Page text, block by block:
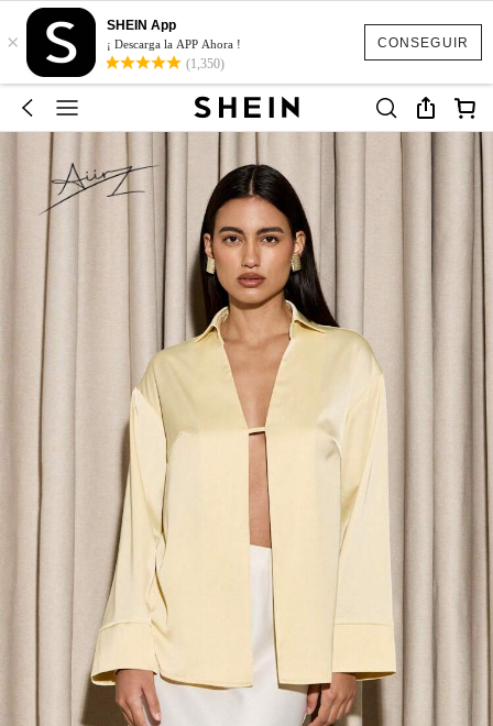
CONSEGUIR
×
SHEIN App
¡ Descarga la APP Ahora !
(1,350)